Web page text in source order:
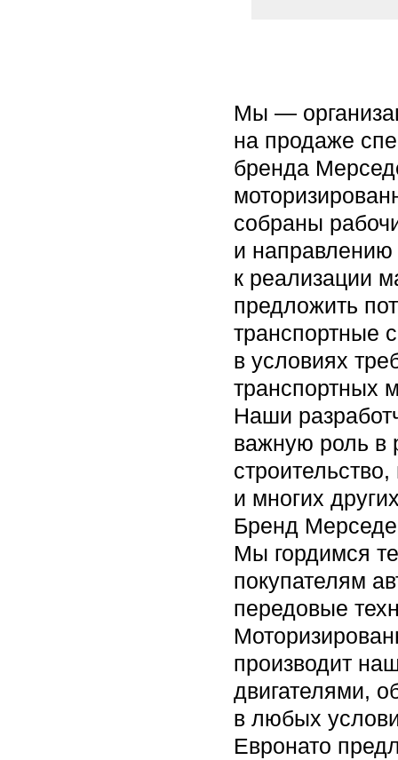
Мы —
на продаже
бренда
собраны
и
к реализации
предложить
транспортные
в условиях
транспортных
Наши
важную роль в
и многих
Бренд
Мы гордимся
покупателям
передовые
производит
двигателями,
в любых
Евронато